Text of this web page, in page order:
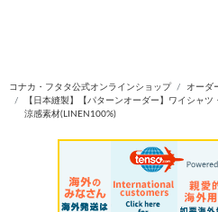
コナカ・フタタ公式オンラインショップ
オーダ
【日本縫製】【パターンオーダー】ワイシャ
涼感素材(LINEN100%)